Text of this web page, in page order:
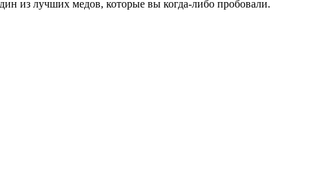
из лучших медов, которые вы когда-либо пробовали.